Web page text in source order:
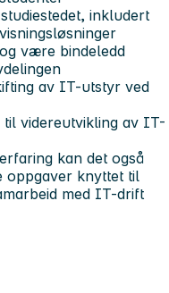
inkludert
være bindeledd
av IT-utstyr ved
videreutvikling av IT-
kan det også
oppgaver knyttet til
med IT-drift